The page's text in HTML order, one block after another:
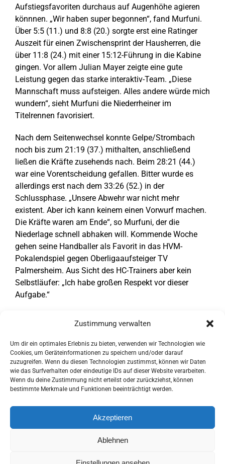
Zustimmung verwalten
Um dir ein optimales Erlebnis zu bieten, verwenden wir Technologien wie
Cookies, um Geräteinformationen zu speichern und/oder darauf
zuzugreifen. Wenn du diesen Technologien zustimmst, können wir Daten
wie das Surfverhalten oder eindeutige IDs auf dieser Website verarbeiten.
Wenn du deine Zustimmung nicht erteilst oder zurückziehst, können
bestimmte Merkmale und Funktionen beeinträchtigt werden.
Akzeptieren
Ablehnen
Aufstiegsfavoriten durchaus auf Augenhöhe agieren
könnnen. „Wir haben super begonnen“, fand Murfuni.
Über 5:5 (11.) und 8:8 (20.) sorgte erst eine Ratinger
Auszeit für einen Zwischensprint der Hausherren, die
über 11:8 (24.) mit einer 15:12-Führung in die Kabine
gingen. Vor allem Julian Mayer zeigte eine gute
Leistung gegen das starke interaktiv-Team. „Diese
Mannschaft muss aufsteigen. Alles andere würde mich
wundern“, sieht Murfuni die Niederrheiner im
Titelrennen favorisiert.
Nach dem Seitenwechsel konnte Gelpe/Strombach
noch bis zum 21:19 (37.) mithalten, anschließend
ließen die Kräfte zusehends nach. Beim 28:21 (44.)
war eine Vorentscheidung gefallen. Bitter wurde es
allerdings erst nach dem 33:26 (52.) in der
Schlussphase. „Unsere Abwehr war nicht mehr
existent. Aber ich kann keinem einen Vorwurf machen.
Die Kräfte waren am Ende“, so Murfuni, der die
Niederlage schnell abhaken will. Kommende Woche
gehen seine Handballer als Favorit in das HVM-
Pokalendspiel gegen Oberligaaufsteiger TV
Palmersheim. Aus Sicht des HC-Trainers aber kein
Selbstläufer: „Ich habe großen Respekt vor dieser
Aufgabe.“
Leonard Viebahn (6), Florian Panske (4), Felix Maier
(4/1), Tim Hartmann, Malte Meinhardt (je 3), Paul
Borisch (1).
Text:Oberberg-Aktuell.de.